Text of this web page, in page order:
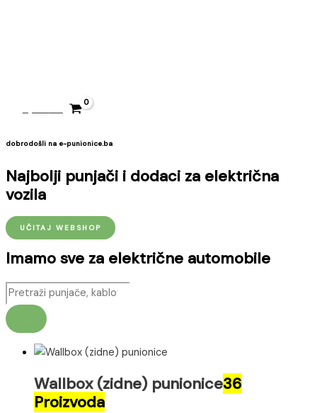
dobrodošli na e-punionice.ba
Najbolji punjači i dodaci za električna
vozila
UČITAJ WEBSHOP
Imamo sve za električne automobile
Products
search
Wallbox (zidne) punionice36
Proizvoda